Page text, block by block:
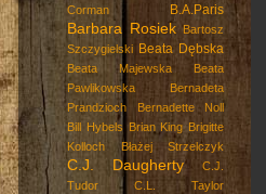
Corman
B.A.Paris
Barbara Rosiek
Bartosz
Szczygielski Beata Dębska
Beata Majewska
Beata
Pawlikowska
Bernadeta
Prandzioch
Bernadette Noll
Bill Hybels
Brian King Brigitte
Kolloch
Błażej Strzelczyk
C.J. Daugherty
C.J.
Tudor
C.L. Taylor